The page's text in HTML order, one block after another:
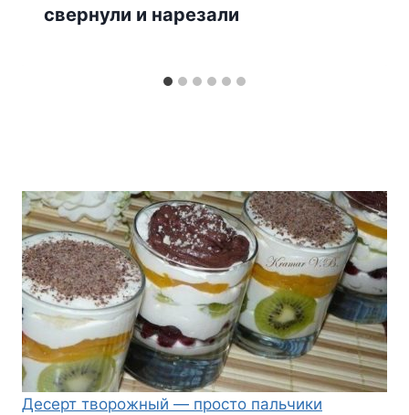
свернули и нарезали
Десерт творожный — просто пальчики